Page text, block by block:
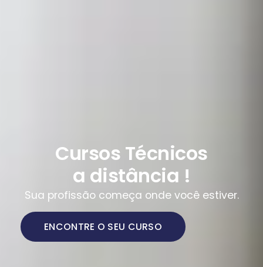
Cursos Técnicos
a distância !
Sua profissão começa onde você estiver.
ENCONTRE O SEU CURSO